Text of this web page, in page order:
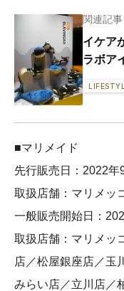
関連記事
イケア
ラボア
■マリメイド
先行販売日：2022年
取扱店舗：マリメッ
一般販売開始日：
取扱店舗：マリメッ
店／松屋銀座店／玉
みらい店／立川店／